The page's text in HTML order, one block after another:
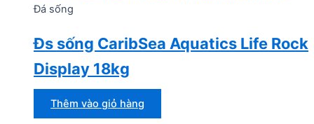
Đá sống
Đs sống CaribSea Aquatics Life Rock
Display 18kg
Thêm vào giỏ hàng